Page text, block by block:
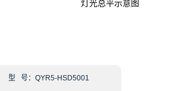
灯光总平示意图
型 号：QYR5-HSD5001